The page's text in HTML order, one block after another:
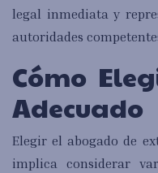
legal inmediata y
autoridades
Cómo
Adecuado
Elegir el abogado de
implica considerar